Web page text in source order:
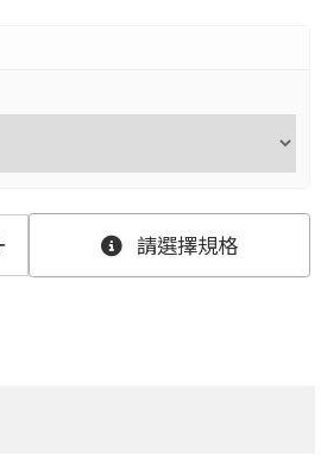
請選擇規格